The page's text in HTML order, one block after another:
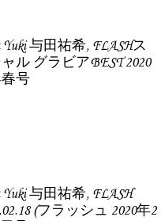
Yuki 与田祐希, FLASHス
ル グラビアBEST 2020
号
Yuki 与田祐希, FLASH
(フラッシュ 2020年2